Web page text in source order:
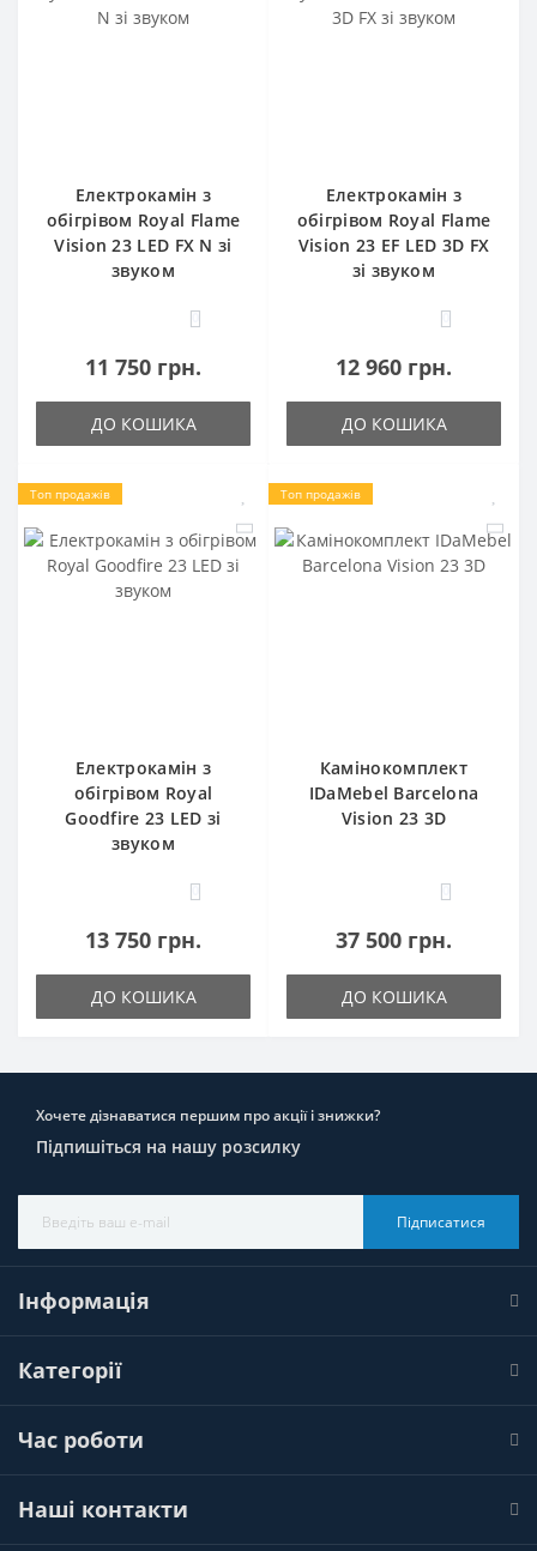
Електрокамін з
обігрівом Royal Flame
Vision 23 LED FX N зі
звуком
0
11 750 грн.
ДО КОШИКА
Електрокамін з
обігрівом Royal Flame
Vision 23 EF LED 3D FX
зі звуком
0
12 960 грн.
ДО КОШИКА
Топ продажів
Електрокамін з
обігрівом Royal
Goodfire 23 LED зі
звуком
0
13 750 грн.
ДО КОШИКА
Топ продажів
Камінокомплект
IDaMebel Barcelona
Vision 23 3D
0
37 500 грн.
ДО КОШИКА
Хочете дізнаватися першим про акції і знижки?
Підпишіться на нашу розсилку
Підписатися
Інформація
Категорії
Час роботи
Наші контакти